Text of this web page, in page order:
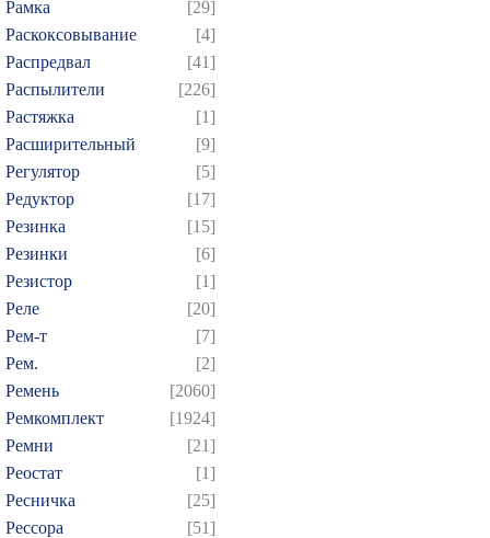
Рамка
[29]
Раскоксовывание
[4]
Распредвал
[41]
Распылители
[226]
Растяжка
[1]
Расширительный
[9]
Регулятор
[5]
Редуктор
[17]
Резинка
[15]
Резинки
[6]
Резистор
[1]
Реле
[20]
Рем-т
[7]
Рем.
[2]
Ремень
[2060]
Ремкомплект
[1924]
Ремни
[21]
Реостат
[1]
Ресничка
[25]
Рессора
[51]